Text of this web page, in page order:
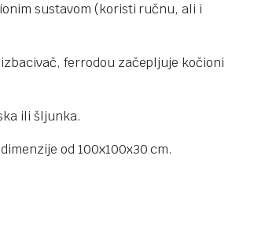
sustavom (koristi ručnu, ali i
ferrodou začepljuje kočioni
ili šljunka.
od 100x100x30 cm.